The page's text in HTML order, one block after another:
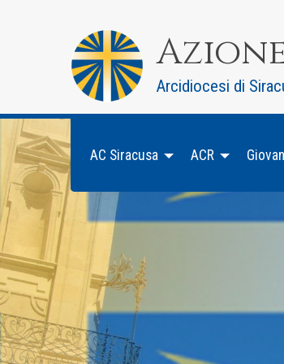
Arcidiocesi di
AC Siracusa ACR